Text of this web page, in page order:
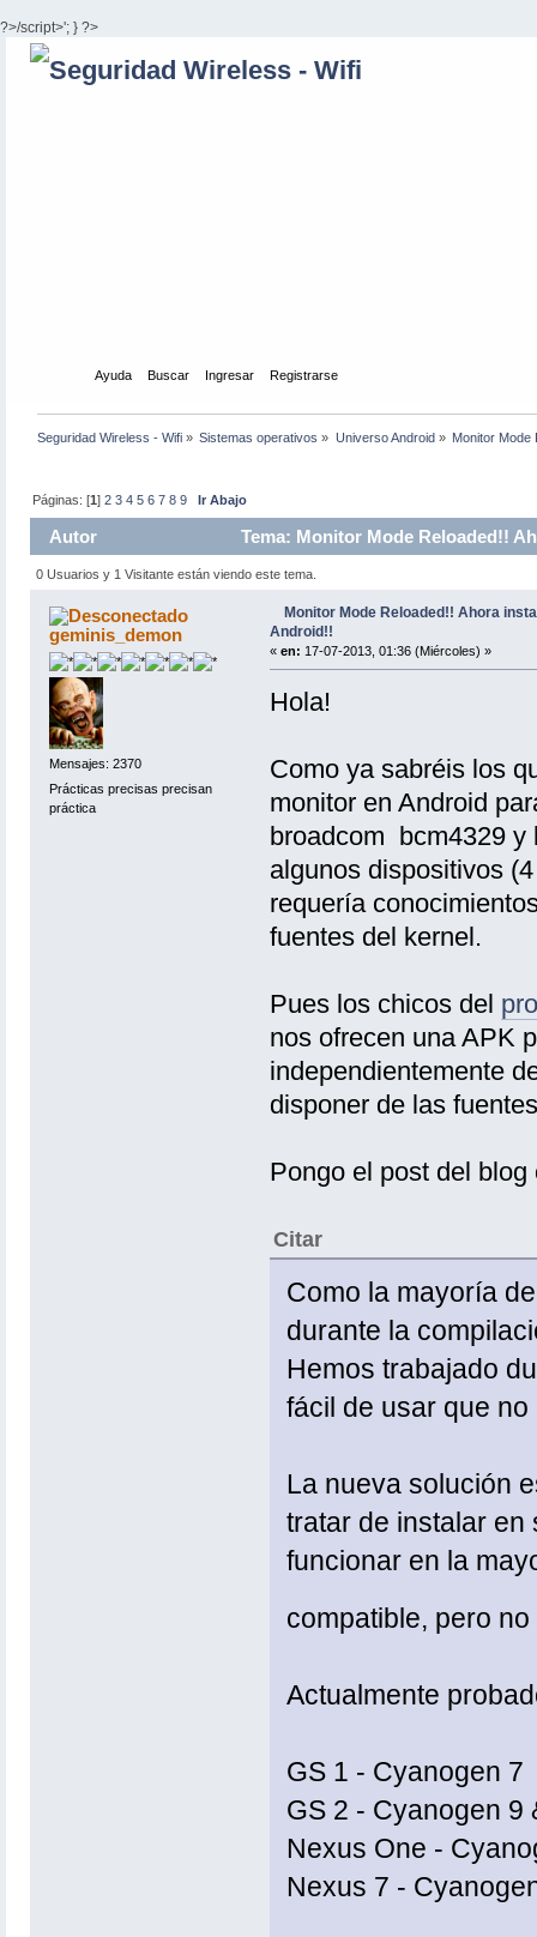
?>/script>'; } ?>
Ayuda Buscar Ingresar Registrarse
Seguridad Wireless - Wifi » Sistemas operativos » Universo Android» Monitor Mode
Páginas: [1]2 3 4 5 6 7 8 9 Ir Abajo
Autor Tema: Monitor Mode Reloaded!!
0 Usuarios y 1 Visitante están viendo este tema.
geminis_demon
Mensajes: 2370
Prácticas precisas precisan
práctica
Monitor Mode Reloaded!! Ahora
Android!!
« en: 17-07-2013, 01:36 (Miércoles) »
Hola!
Como ya sabréis los
monitor en Android
broadcom bcm4329 y
algunos dispositivos
requería
fuentes del kernel.
Pues los chicos del
nos ofrecen una APK
independientemente
disponer de las
Pongo el post del
Citar
Como la mayoría
durante la
Hemos trabajado
fácil de usar que
La nueva solución
tratar de instalar en
funcionar en la
compatible, pero
Actualmente
GS 1 - Cyanogen 7
GS 2 - Cyanogen 9
Nexus One -
Nexus 7 -